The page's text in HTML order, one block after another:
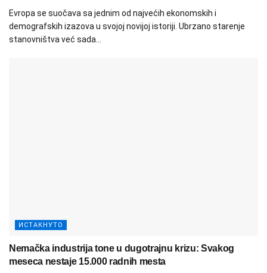
Evropa se suočava sa jednim od najvećih ekonomskih i
demografskih izazova u svojoj novijoj istoriji. Ubrzano starenje
stanovništva već sada...
ИСТАКНУТО
Nemačka industrija tone u dugotrajnu krizu: Svakog
meseca nestaje 15.000 radnih mesta